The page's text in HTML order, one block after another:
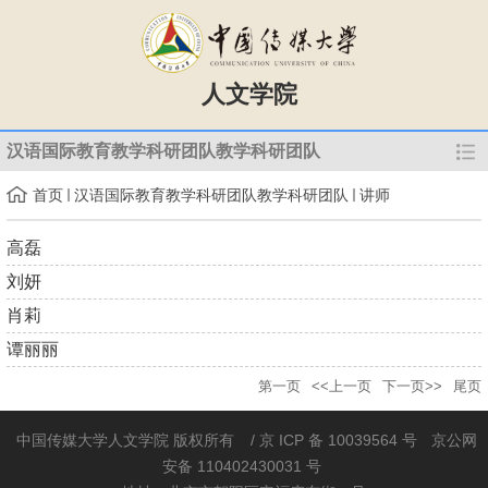
人文学院
汉语国际教育教学科研团队教学科研团队
首页 汉语国际教育教学科研团队教学科研团队 讲师
高磊
刘妍
肖莉
谭丽丽
第一页 <<上一页 下一页>> 尾页
中国传媒大学人文学院 版权所有 / 京 ICP 备 10039564 号
京公网
安备 110402430031 号